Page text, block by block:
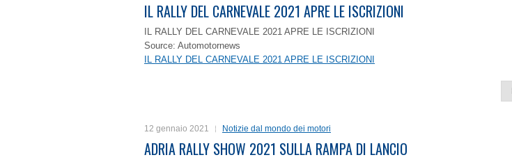
IL RALLY DEL CARNEVALE 2021 APRE LE ISCRIZIONI
IL RALLY DEL CARNEVALE 2021 APRE LE ISCRIZIONI
Source: Automotornews
IL RALLY DEL CARNEVALE 2021 APRE LE ISCRIZIONI
12 gennaio 2021 Notizie dal mondo dei motori
ADRIA RALLY SHOW 2021 SULLA RAMPA DI LANCIO